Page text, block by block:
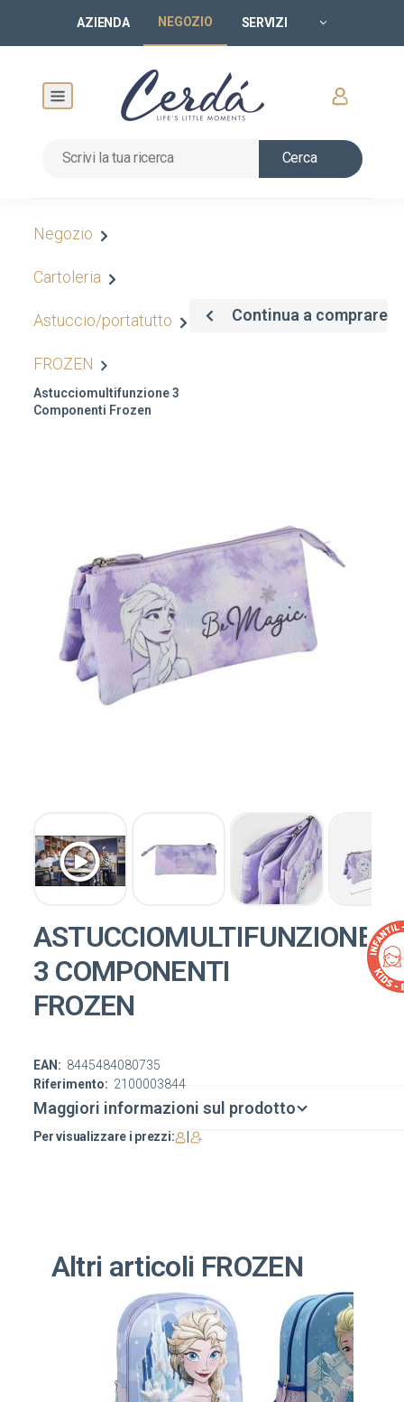
AZIENDA NEGOZIO SERVIZI
Cerca
Negozio
Cartoleria
Astuccio/portatutto
FROZEN
Astucciomultifunzione 3
Componenti Frozen
Continua a comprare
ASTUCCIOMULTIFUNZIONE
3 COMPONENTI
FROZEN
Riferimento: 2100003844
EAN: 8445484080735
Maggiori informazioni sul prodotto
Per visualizzare i prezzi:
Altri articoli FROZEN